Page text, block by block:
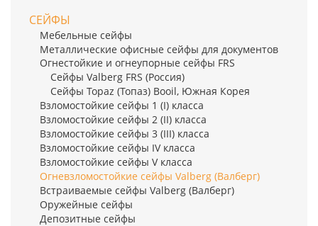
СЕЙФЫ
Мебельные сейфы
Металлические офисные сейфы для документов
Огнестойкие и огнеупорные сейфы FRS
Сейфы Valberg FRS (Россия)
Сейфы Topaz (Топаз) Booil, Южная Корея
Взломостойкие сейфы 1 (I) класса
Взломостойкие сейфы 2 (II) класса
Взломостойкие сейфы 3 (III) класса
Взломостойкие сейфы IV класса
Взломостойкие сейфы V класса
Огневзломостойкие сейфы Valberg (Валберг)
Встраиваемые сейфы Valberg (Валберг)
Оружейные сейфы
Депозитные сейфы